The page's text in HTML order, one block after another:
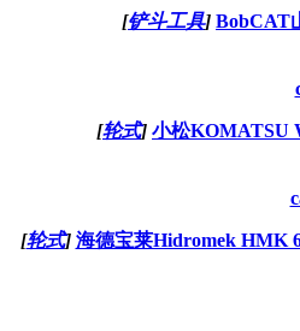
[铲斗工具] BobCAT
[轮式] 小松KOMATSU
[轮式] 海德宝莱Hidromek HMK